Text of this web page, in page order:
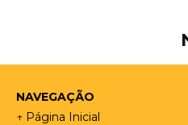
NAVEGAÇÃO
↑ Página Inicial